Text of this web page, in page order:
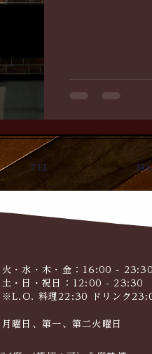
TEL
火・水・木・金：16:00 - 23:30
​​土・日・祝日：12:00 - 23:30
※L.O. 料理22:30 ドリンク
月曜日、第一、第二火曜日